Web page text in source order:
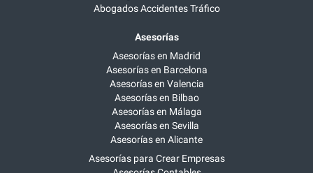
Abogados Accidentes Tráfico
Asesorías
Asesorías en Madrid
Asesorías en Barcelona
Asesorías en Valencia
Asesorías en Bilbao
Asesorías en Málaga
Asesorías en Sevilla
Asesorías en Alicante
Asesorías para Crear Empresas